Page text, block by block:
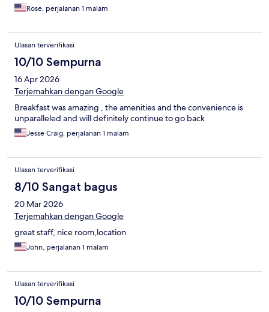
Rose, perjalanan 1 malam
Ulasan terverifikasi
10/10 Sempurna
16 Apr 2026
Terjemahkan dengan Google
Breakfast was amazing , the amenities and the convenience is
unparalleled and will definitely continue to go back
Jesse Craig, perjalanan 1 malam
Ulasan terverifikasi
8/10 Sangat bagus
20 Mar 2026
Terjemahkan dengan Google
great staff, nice room,location
John, perjalanan 1 malam
Ulasan terverifikasi
10/10 Sempurna